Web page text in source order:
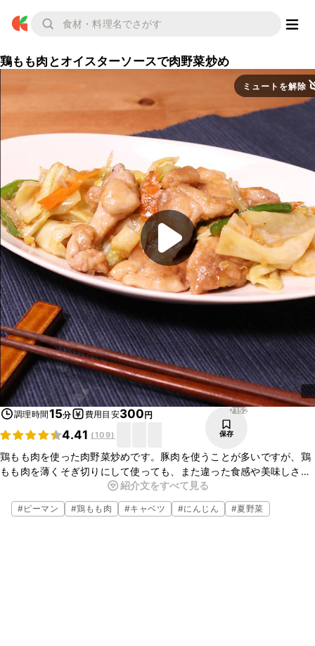
鶏もも肉とオイスターソースで肉野菜炒め
ミュートを解除
調理時間15分 費用目安300円
4.41 (109)
7152
保存
鶏もも肉を使った肉野菜炒めです。豚肉を使うことが多いですが、鶏
もも肉を薄くそぎ切りにして使っても、また違った食感や美味しさを
味わえますよ。片栗粉をまぶして焼くことで仕上がりがジューシーに
なり、調味料の馴染みもよくなります。是非作ってみてください。
紹介文をすべて見る
#ピーマン #鶏もも肉 #キャベツ #にんじん #夏野菜